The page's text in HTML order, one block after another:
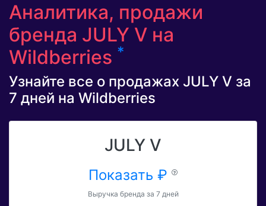
Аналитика, продажи
бренда JULY V на
Wildberries *
Узнайте все о продажах JULY V за
7 дней на Wildberries
JULY V
Показать ₽
Выручка бренда за 7 дней